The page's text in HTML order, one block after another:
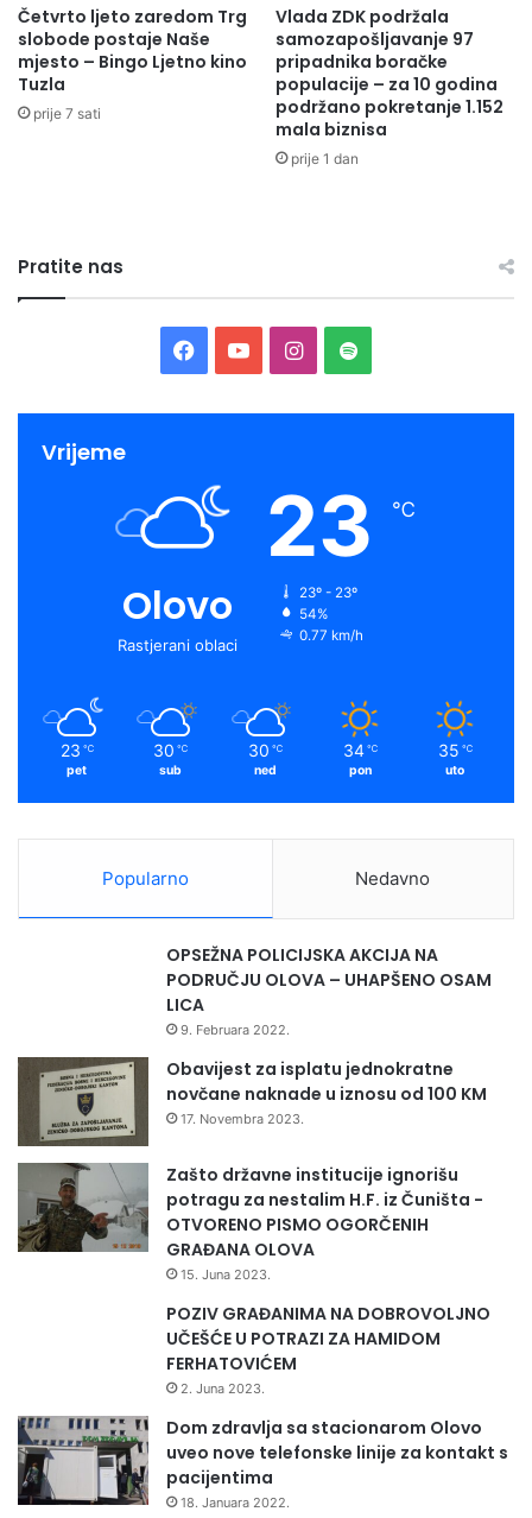
Četvrto ljeto zaredom Trg
slobode postaje Naše
mjesto – Bingo Ljetno kino
Tuzla
prije 7 sati
Vlada ZDK podržala
samozapošljavanje 97
pripadnika boračke
populacije – za 10 godina
podržano pokretanje 1.152
mala biznisa
prije 1 dan
Pratite nas
Facebook
YouTubeInstagram
Spotify
Vrijeme
Olovo
Rastjerani oblaci
23 ℃
23º - 23º
54%
0.77 km/h
23 ℃
pet
30 ℃
sub
30 ℃
ned
34 ℃
pon
35 ℃
uto
Popularno Nedavno
OPSEŽNA POLICIJSKA AKCIJA NA
PODRUČJU OLOVA – UHAPŠENO OSAM
LICA
9. Februara 2022.
Obavijest za isplatu jednokratne
novčane naknade u iznosu od 100 KM
17. Novembra 2023.
Zašto državne institucije ignorišu
potragu za nestalim H.F. iz Čuništa -
OTVORENO PISMO OGORČENIH
GRAĐANA OLOVA
15. Juna 2023.
POZIV GRAĐANIMA NA DOBROVOLJNO
UČEŠĆE U POTRAZI ZA HAMIDOM
FERHATOVIĆEM
2. Juna 2023.
Dom zdravlja sa stacionarom Olovo
uveo nove telefonske linije za kontakt s
pacijentima
18. Januara 2022.